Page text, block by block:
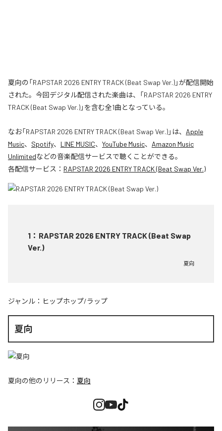
夏向の「RAPSTAR 2026 ENTRY TRACK (Beat Swap Ver.)」が配信開始
された。今回デジタル配信された楽曲は、「RAPSTAR 2026 ENTRY
TRACK (Beat Swap Ver.)」を含む全1曲となっている。
なお「RAPSTAR 2026 ENTRY TRACK (Beat Swap Ver.)」は、 Apple
Music、 Spotify、 LINE MUSIC、 YouTube Music、 Amazon Music
Unlimitedなどの音楽配信サービスで聴くことができる。
各配信サービス： RAPSTAR 2026 ENTRY TRACK (Beat Swap Ver.)
1 ： RAPSTAR 2026 ENTRY TRACK (Beat Swap
Ver.)
夏向
ジャンル： ヒップホップ/ラップ
夏向
夏向の他のリリース： 夏向